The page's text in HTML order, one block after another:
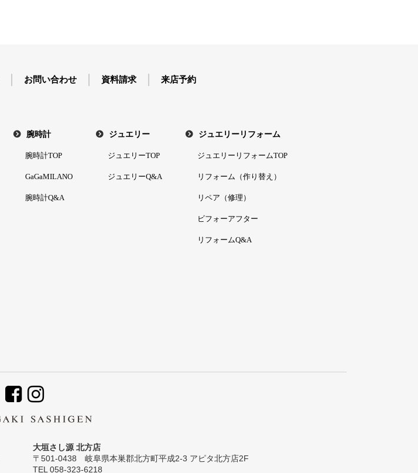
お問い合わせ 資料請求 来店予約
腕時計
腕時計TOP
GaGaMILANO
腕時計Q&A
ジュエリー
ジュエリーTOP
ジュエリーQ&A
ジュエリーリフォーム
ジュエリーリフォームTOP
リフォーム（作り替え）
リペア（修理）
ビフォーアフター
リフォームQ&A
大垣さし源 北方店
〒501-0438 岐阜県本巣郡北方町平成2-3 アピタ北方店2F
TEL 058-323-6218